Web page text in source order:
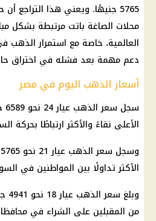
5765 جنيهًا. ويعني هذا التراجع
محلات الصاغة باتت مرتبطة بشكل
العالمية، خاصة مع استمرار الذهب
دعم مهمة بعد فشله في اختراق حاجز 4200 دولار
أسعار الذهب اليوم في مصر
الأعلى نقاءً والأكثر ارتباطًا بحركة
الأكثر تداولًا بين المواطنين في
من المقبلين على الشراء في